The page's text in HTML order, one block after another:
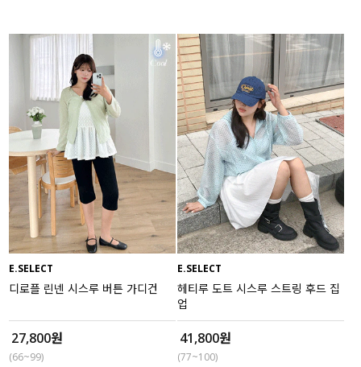
E.SELECT
디로플 린넨 시스루 버튼 가디건
27,800원
(66~99)
E.SELECT
헤티루 도트 시스루 스트링 후드 집
업
41,800원
(77~100)